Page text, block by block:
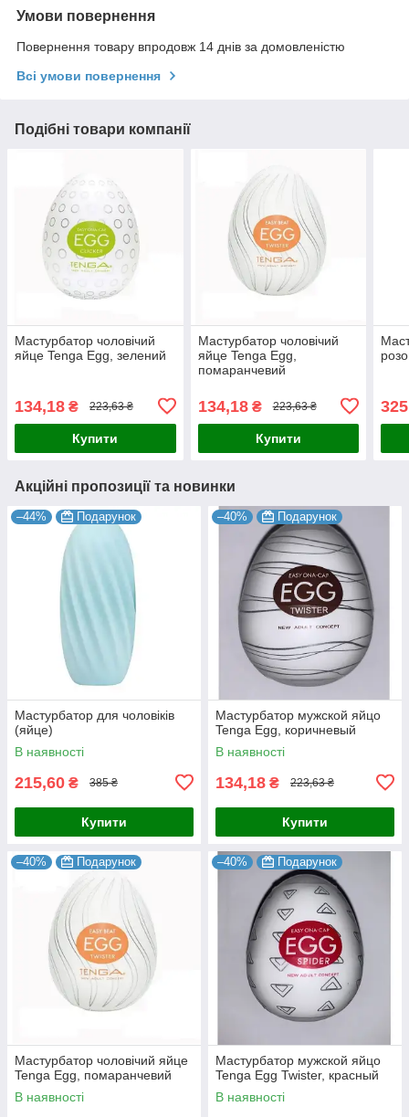
Умови повернення
Повернення товару впродовж 14 днів за домовленістю
Всі умови повернення
Подібні товари компанії
Мастурбатор чоловічий
яйце Tenga Egg, зелений
134,18 ₴ 223,63 ₴
Купити
Мастурбатор чоловічий
яйце Tenga Egg,
помаранчевий
134,18₴ 223,63 ₴
Купити
Акційні пропозиції та новинки
–44% Подарунок
Мастурбатор для чоловіків
(яйце)
В наявності
215,60 ₴ 385 ₴
Купити
–40% Подарунок
Мастурбатор мужской яйцо
Tenga Egg, коричневый
В наявності
134,18 ₴ 223,63 ₴
Купити
–40% Подарунок
Мастурбатор чоловічий яйце
Tenga Egg, помаранчевий
В наявності
–40% Подарунок
Мастурбатор мужской яйцо
Tenga Egg Twister, красный
В наявності